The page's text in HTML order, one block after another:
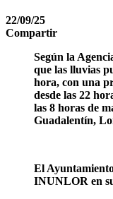
22/09/25
Compartir
Según la
que las lluvias
hora, con una
desde las 22
las 8 horas de
Guadalentín,
El
INUNLOR en